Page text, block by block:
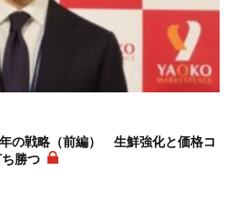
の戦略（前編） 生鮮強化と価格コ
勝つ